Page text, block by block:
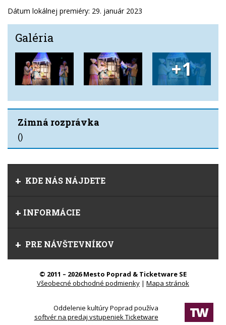
Dátum lokálnej premiéry: 29. január 2023
Galéria
+1
Zimná rozprávka
()
KDE NÁS NÁJDETE
INFORMÁCIE
PRE NÁVŠTEVNÍKOV
© 2011 – 2026 Mesto Poprad & Ticketware SE
Všeobecné obchodné podmienky | Mapa stránok
Oddelenie kultúry Poprad používa
softvér na predaj vstupeniek Ticketware